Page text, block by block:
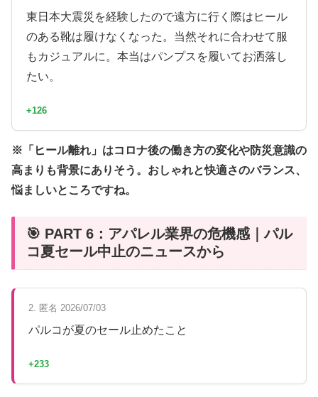
東日本大震災を経験したので遠方に行く際はヒール
のある靴は履けなくなった。当然それに合わせて服
もカジュアルに。本当はパンプスを履いてお洒落し
たい。
+126
※「ヒール離れ」はコロナ後の働き方の変化や防災意識の
高まりも背景にありそう。おしゃれと快適さのバランス、
悩ましいところですね。
🎯 PART 6：アパレル業界の危機感｜パル
コ夏セール中止のニュースから
2. 匿名 2026/07/03
パルコが夏のセール止めたこと
+233